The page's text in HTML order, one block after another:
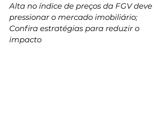
Alta no índice de preços da FGV deve
pressionar o mercado imobiliário;
Confira estratégias para reduzir o
impacto